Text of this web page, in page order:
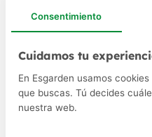
Consentimiento
Cuidamos tu
En Esgarden usamos
que buscas. Tú decides
nuestra web.